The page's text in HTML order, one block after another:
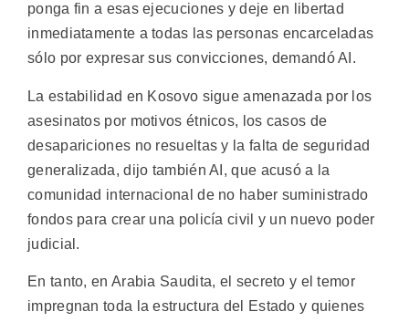
ponga fin a esas ejecuciones y deje en libertad
inmediatamente a todas las personas encarceladas
sólo por expresar sus convicciones, demandó AI.
La estabilidad en Kosovo sigue amenazada por los
asesinatos por motivos étnicos, los casos de
desapariciones no resueltas y la falta de seguridad
generalizada, dijo también AI, que acusó a la
comunidad internacional de no haber suministrado
fondos para crear una policía civil y un nuevo poder
judicial.
En tanto, en Arabia Saudita, el secreto y el temor
impregnan toda la estructura del Estado y quienes